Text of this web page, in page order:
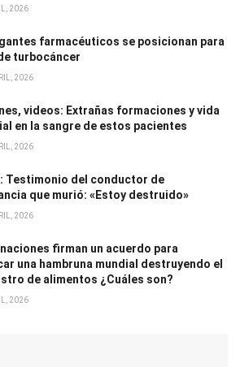
2026
farmacéuticos se posicionan para
turbocáncer
2026
videos: Extrañas formaciones y vida
en la sangre de estos pacientes
2026
Testimonio del conductor de
que murió: «Estoy destruido»
2026
firman un acuerdo para
una hambruna mundial destruyendo el
de alimentos ¿Cuáles son?
2026